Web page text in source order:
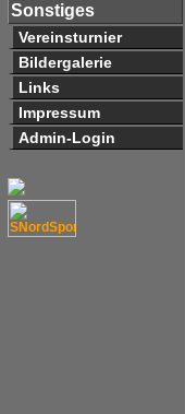
Sonstiges
Vereinsturnier
Bildergalerie
Links
Impressum
Admin-Login